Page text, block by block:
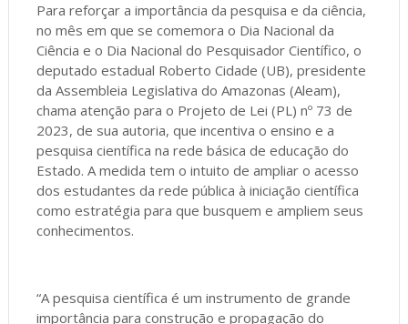
Para reforçar a importância da pesquisa e da ciência,
no mês em que se comemora o Dia Nacional da
Ciência e o Dia Nacional do Pesquisador Científico, o
deputado estadual Roberto Cidade (UB), presidente
da Assembleia Legislativa do Amazonas (Aleam),
chama atenção para o Projeto de Lei (PL) nº 73 de
2023, de sua autoria, que incentiva o ensino e a
pesquisa científica na rede básica de educação do
Estado. A medida tem o intuito de ampliar o acesso
dos estudantes da rede pública à iniciação científica
como estratégia para que busquem e ampliem seus
conhecimentos.
“A pesquisa científica é um instrumento de grande
importância para construção e propagação do